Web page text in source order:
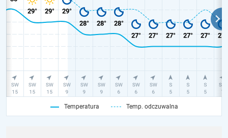
Temperatura Temp. odczuwalna